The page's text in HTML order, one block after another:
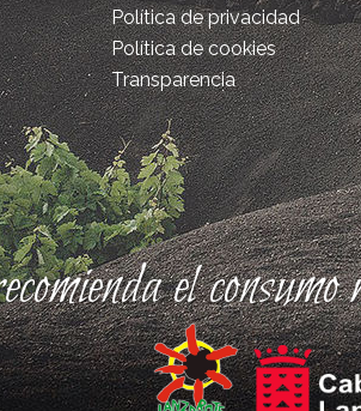
Política de privacidad
Política de cookies
Transparencia
el